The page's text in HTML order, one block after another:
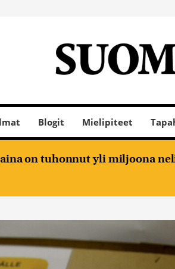
Blogit Mielipiteet
on tuhonnut yli miljoona